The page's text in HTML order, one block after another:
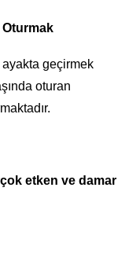
geçirmek
oturan
etken ve damar